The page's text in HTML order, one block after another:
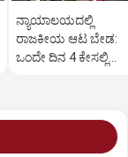
ನ್ಯಾಯಾಲಯದಲ್ಲಿ
ರಾಜಕೀಯ ಆಟ ಬೇಡ:
ಒಂದೇ ದಿನ 4 ಕೇಸಲ್ಲಿ